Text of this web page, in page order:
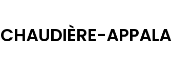
CHAUDIÈRE-